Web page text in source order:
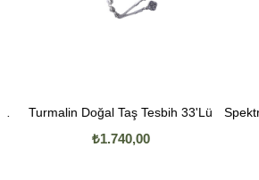
Turmalin Doğal Taş Tesbih 33'Lü
₺1.740,00